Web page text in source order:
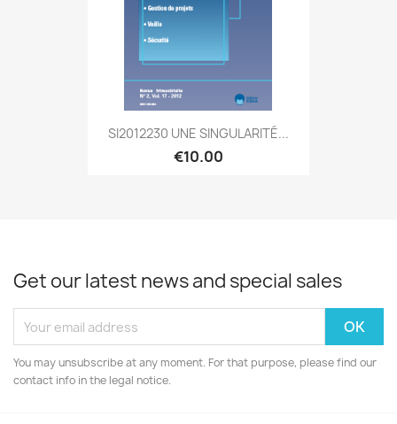
SI2012230 UNE SINGULARITÉ...
€10.00
Get our latest news and special sales
You may unsubscribe at any moment. For that purpose, please find our
contact info in the legal notice.